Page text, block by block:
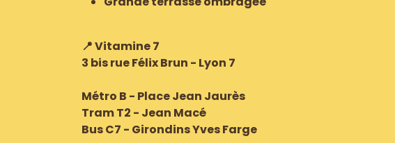
📍 Vitamine 7
3 bis rue Félix Brun - Lyon 7
Métro B - Place Jean Jaurès
Tram T2 - Jean Macé
Bus C7 - Girondins Yves Farge